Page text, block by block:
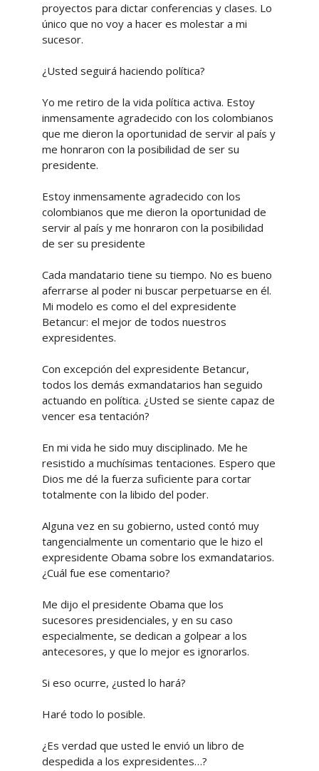
proyectos para dictar conferencias y clases. Lo
único que no voy a hacer es molestar a mi
sucesor.
¿Usted seguirá haciendo política?
Yo me retiro de la vida política activa. Estoy
inmensamente agradecido con los colombianos
que me dieron la oportunidad de servir al país y
me honraron con la posibilidad de ser su
presidente.
Estoy inmensamente agradecido con los
colombianos que me dieron la oportunidad de
servir al país y me honraron con la posibilidad
de ser su presidente
Cada mandatario tiene su tiempo. No es bueno
aferrarse al poder ni buscar perpetuarse en él.
Mi modelo es como el del expresidente
Betancur: el mejor de todos nuestros
expresidentes.
Con excepción del expresidente Betancur,
todos los demás exmandatarios han seguido
actuando en política. ¿Usted se siente capaz de
vencer esa tentación?
En mi vida he sido muy disciplinado. Me he
resistido a muchísimas tentaciones. Espero que
Dios me dé la fuerza suficiente para cortar
totalmente con la libido del poder.
Alguna vez en su gobierno, usted contó muy
tangencialmente un comentario que le hizo el
expresidente Obama sobre los exmandatarios.
¿Cuál fue ese comentario?
Me dijo el presidente Obama que los
sucesores presidenciales, y en su caso
especialmente, se dedican a golpear a los
antecesores, y que lo mejor es ignorarlos.
Si eso ocurre, ¿usted lo hará?
Haré todo lo posible.
¿Es verdad que usted le envió un libro de
despedida a los expresidentes…?